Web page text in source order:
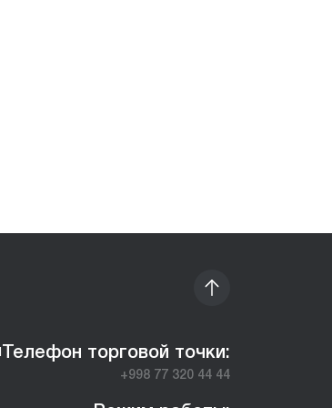
Телефон торговой точки:
+998 77 320 44 44